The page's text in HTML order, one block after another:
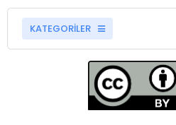
KATEGORİLER